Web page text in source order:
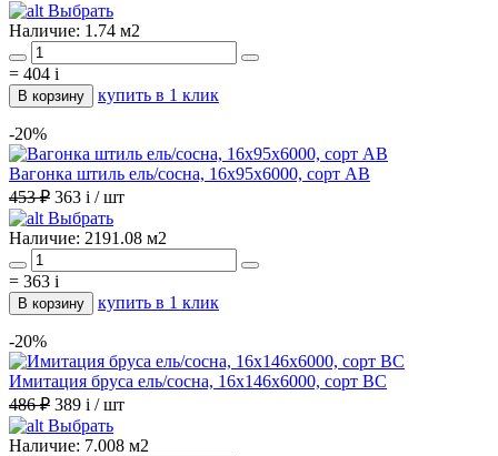
Выбрать
Наличие: 1.74 м2
= 404 i
В корзину купить в 1 клик
-20%
Вагонка штиль ель/сосна, 16х95х6000, сорт АВ
453 ₽ 363 i / шт
Выбрать
Наличие: 2191.08 м2
= 363 i
В корзину купить в 1 клик
-20%
Имитация бруса ель/сосна, 16х146х6000, сорт ВС
486 ₽ 389 i / шт
Выбрать
Наличие: 7.008 м2